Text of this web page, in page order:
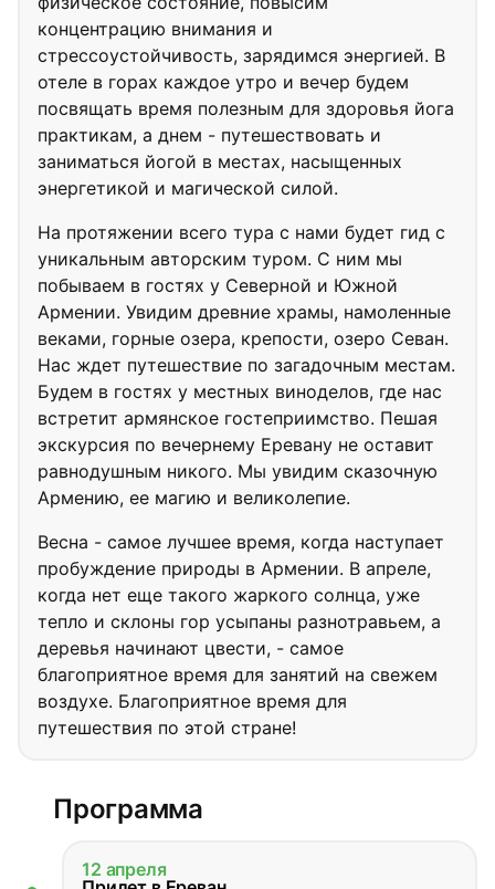
концентрацию внимания и
стрессоустойчивость, зарядимся энергией. В
отеле в горах каждое утро и вечер будем
посвящать время полезным для здоровья йога
практикам, а днем - путешествовать и
заниматься йогой в местах, насыщенных
энергетикой и магической силой.
На протяжении всего тура с нами будет гид с
уникальным авторским туром. С ним мы
побываем в гостях у Северной и Южной
Армении. Увидим древние храмы, намоленные
веками, горные озера, крепости, озеро Севан.
Нас ждет путешествие по загадочным местам.
Будем в гостях у местных виноделов, где нас
встретит армянское гостеприимство. Пешая
экскурсия по вечернему Еревану не оставит
равнодушным никого. Мы увидим сказочную
Армению, ее магию и великолепие.
Весна - самое лучшее время, когда наступает
пробуждение природы в Армении. В апреле,
когда нет еще такого жаркого солнца, уже
тепло и склоны гор усыпаны разнотравьем, а
деревья начинают цвести, - самое
благоприятное время для занятий на свежем
воздухе. Благоприятное время для
путешествия по этой стране!
Программа
12 апреля